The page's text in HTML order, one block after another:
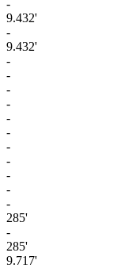
-
9.432'
-
9.432'
-
-
-
-
-
-
-
-
-
-
-
285'
-
285'
9.717'